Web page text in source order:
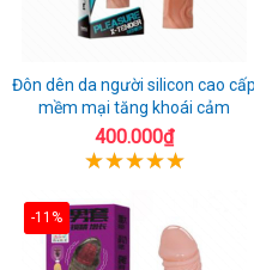
Đôn dên da người silicon cao cấp
mềm mại tăng khoái cảm
400.000₫
-11%